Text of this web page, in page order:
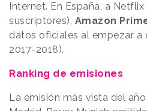
Internet. En España, a
suscriptores), Amazon
datos oficiales al empezar a
2017-2018).
Ranking de emisiones
La emisión más vista del